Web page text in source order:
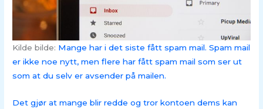
Kilde bilde: Mange har i det siste fått spam mail. Spam mail
er ikke noe nytt, men flere har fått spam mail som ser ut
som at du selv er avsender på mailen.
Det gjør at mange blir redde og tror kontoen dems kan